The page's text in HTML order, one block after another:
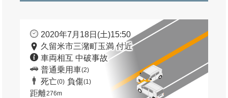
2020年7月18日(土)15:50
久留米市三潴町玉満 付近
車両相互 中破事故
普通乗用車(2)
死亡(0) 負傷(1)
距離276m